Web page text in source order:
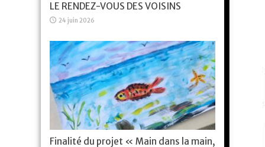
LE RENDEZ-VOUS DES VOISINS
24 juin 2026
Finalité du projet « Main dans la main,